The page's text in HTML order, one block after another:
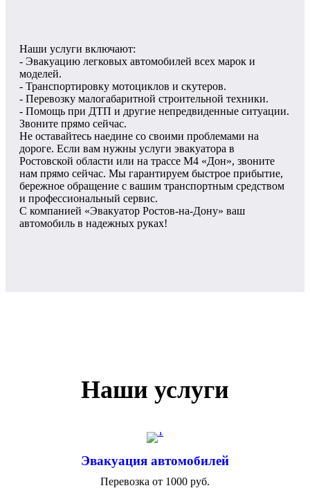
Наши услуги включают:
- Эвакуацию легковых автомобилей всех марок и
моделей.
- Транспортировку мотоциклов и скутеров.
- Перевозку малогабаритной строительной техники.
- Помощь при ДТП и другие непредвиденные ситуации.
Звоните прямо сейчас.
Не оставайтесь наедине со своими проблемами на
дороге. Если вам нужны услуги эвакуатора в
Ростовской области или на трассе М4 «Дон», звоните
нам прямо сейчас. Мы гарантируем быстрое прибытие,
бережное обращение с вашим транспортным средством
и профессиональный сервис.
С компанией «Эвакуатор Ростов-на-Дону» ваш
автомобиль в надежных руках!
Наши услуги
Эвакуация автомобилей
Перевозка от 1000 руб.